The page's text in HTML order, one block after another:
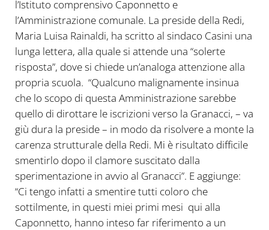
l’Istituto comprensivo Caponnetto e
l’Amministrazione comunale. La preside della Redi,
Maria Luisa Rainaldi, ha scritto al sindaco Casini una
lunga lettera, alla quale si attende una “solerte
risposta”, dove si chiede un’analoga attenzione alla
propria scuola. “Qualcuno malignamente insinua
che lo scopo di questa Amministrazione sarebbe
quello di dirottare le iscrizioni verso la Granacci, – va
giù dura la preside – in modo da risolvere a monte la
carenza strutturale della Redi. Mi è risultato difficile
smentirlo dopo il clamore suscitato dalla
sperimentazione in avvio al Granacci”. E aggiunge:
“Ci tengo infatti a smentire tutti coloro che
sottilmente, in questi miei primi mesi qui alla
Caponnetto, hanno inteso far riferimento a un